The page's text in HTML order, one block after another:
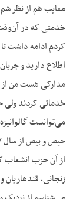
معایب هم از نظر شم
خدمتی که در
کردم ادامه داشت
اطلاع دارید و
مدارکی هست من از
خدماتی کردند ولی
می‌توانست
از آن حزب انشعاب
زنجانی،